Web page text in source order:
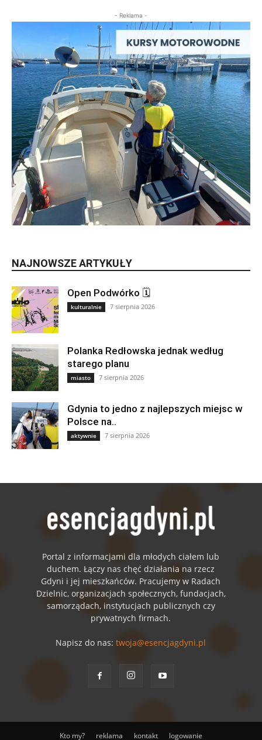
- Reklama -
NAJNOWSZE ARTYKUŁY
Open Podwórko 🗓
kulturalnie 7 sierpnia 2026
Polanka Redłowska jednak według
starego planu
miasto 7 sierpnia 2026
Gdynia to jedno z najlepszych miejsc w
Polsce na..
aktywnie 7 sierpnia 2026
Portal z informacjami dla młodych ciałem lub
duchem. Łączy nas chęć działania na rzecz
Gdyni i jej mieszkańców. Pracujemy w Radach
Dzielnic, organizacjach społecznych, fundacjach,
samorządach, instytucjach publicznych czy
prywatnych firmach.
Napisz do nas:twoja@esencjagdyni.pl
Kto my? reklama kontakt logowanie